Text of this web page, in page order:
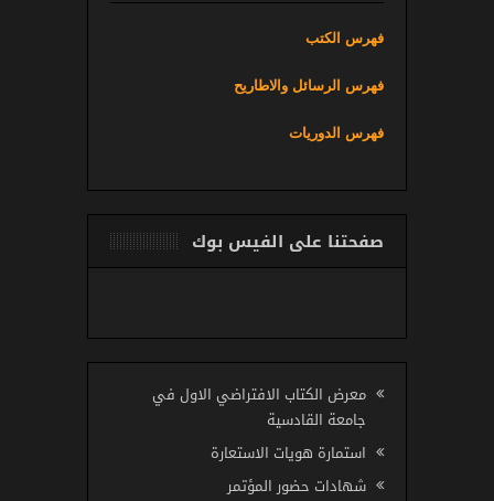
فهرس الكتب
فهرس الرسائل والاطاريح
فهرس الدوريات
صفحتنا على الفيس بوك
معرض الكتاب الافتراضي الاول في
جامعة القادسية
استمارة هويات الاستعارة
شهادات حضور المؤتمر